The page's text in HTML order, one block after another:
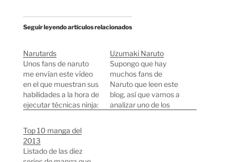
Seguir leyendo artículos relacionados
Narutards
Unos fans de naruto
me envían este vídeo
en el que muestran sus
habilidades a la hora de
ejecutar técnicas ninja:
Naruto Festa
Uzumaki Naruto
Supongo que hay
muchos fans de
Naruto que leen este
blog, así que vamos a
analizar uno de los
Top 10 manga del
2013
Listado de las diez